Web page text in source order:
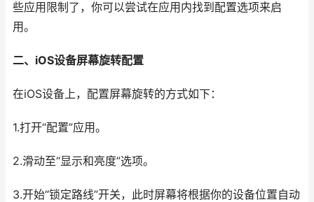
些应用限制了，你可以尝试在应用内找到配置选项来启
用。
二、iOS设备屏幕旋转配置
在iOS设备上，配置屏幕旋转的方式如下：
1.打开“配置”应用。
2.滑动至“显示和亮度”选项。
3.开始“锁定路线”开关，此时屏幕将根据你的设备位置自动